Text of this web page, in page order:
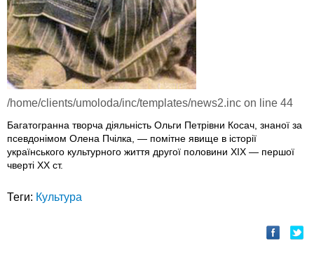
/home/clients/umoloda/inc/templates/news2.inc on line 44
Багатогранна творча діяльність Ольги Петрівни Косач, знаної за
псевдонімом Олена Пчілка, — помітне явище в історії
українського культурного життя другої половини ХІХ — першої
чверті ХХ ст.
Теги: Культура